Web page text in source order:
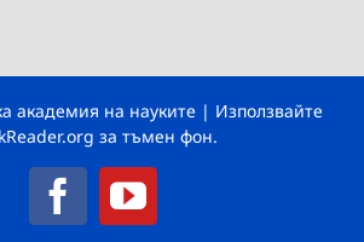
академия на науките | Използвайте
за тъмен фон.
FacebookYouTube